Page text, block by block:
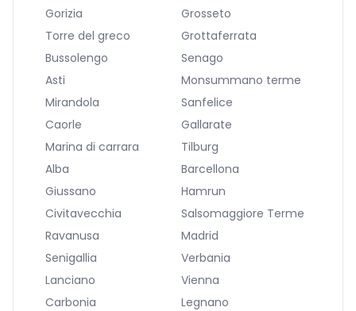
Gorizia
Grosseto
Torre del greco
Grottaferrata
Bussolengo
Senago
Asti
Monsummano terme
Mirandola
Sanfelice
Caorle
Gallarate
Marina di carrara
Tilburg
Alba
Barcellona
Giussano
Hamrun
Civitavecchia
Salsomaggiore Terme
Ravanusa
Madrid
Senigallia
Verbania
Lanciano
Vienna
Carbonia
Legnano